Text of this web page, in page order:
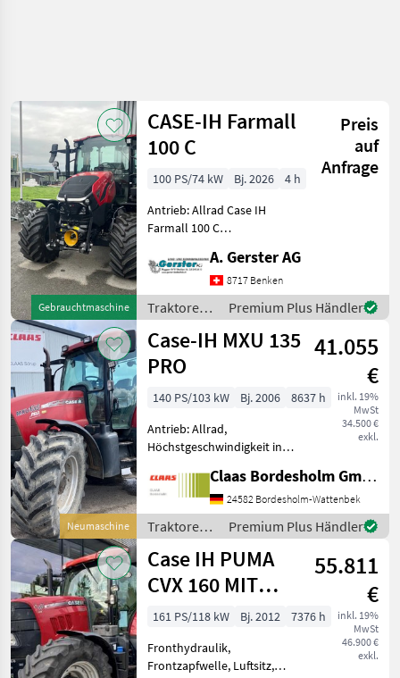
Gebrauchtmaschine
CASE-IH Farmall
100 C
Preis
auf
Anfrage
100 PS/74 kW Bj. 2026
4 h
Antrieb: Allrad Case IH
Farmall 100 C
Frontzapfwelle und
Fronthydraulik Gefederte
Kabine 2-Leiter Hydr.
Anhängerbremse,
Klimaanlage:ja, Bereifung
A. Gerster AG
8717 Benken
Traktoren /
Case IH
Premium Plus Händler
Neumaschine
Case-IH MXU 135
PRO
41.055
€
inkl. 19%
MwSt
34.500 €
exkl.
140 PS/103 kW Bj. 2006
8637 h
Antrieb: Allrad,
Höchstgeschwindigkeit in
Kabine,
Zapfwellendrehzahl:
540/540E/1000/1000E
Standardbereifung hinten:
600/65R38 - 60 %- 1 Decke
Claas Bordesholm GmbH
24582 Bordesholm-Wattenbek
Traktoren /
Case IH
Premium Plus Händler
Case IH PUMA
CVX 160 MIT
FRONTZAPFWELLE
55.811
€
inkl. 19%
MwSt
46.900 €
exkl.
161 PS/118 kW Bj. 2012
7376 h
Fronthydraulik,
Frontzapfwelle, Luftsitz,